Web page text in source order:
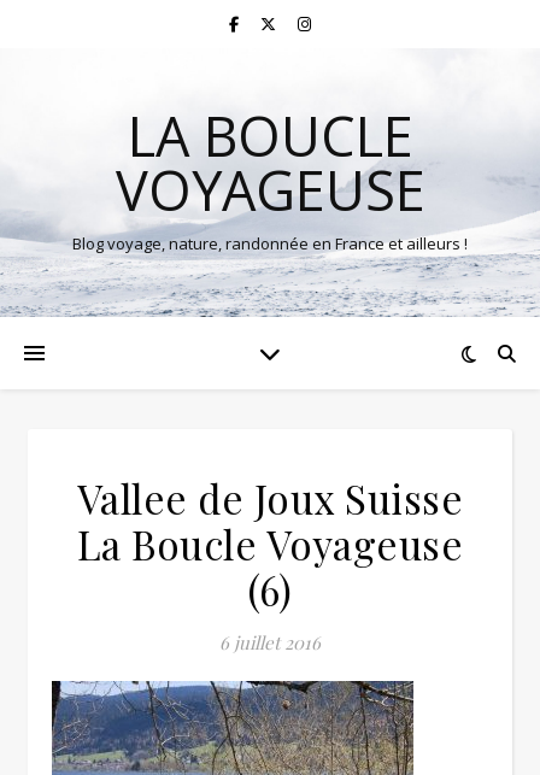
LA BOUCLE
VOYAGEUSE
Blog voyage, nature, randonnée en France et ailleurs !
Vallee de Joux Suisse
La Boucle Voyageuse
(6)
6 juillet 2016